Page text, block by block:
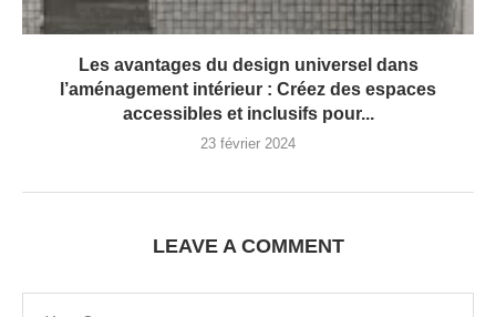
Les avantages du design universel dans
l’aménagement intérieur : Créez des espaces
accessibles et inclusifs pour...
23 février 2024
LEAVE A COMMENT